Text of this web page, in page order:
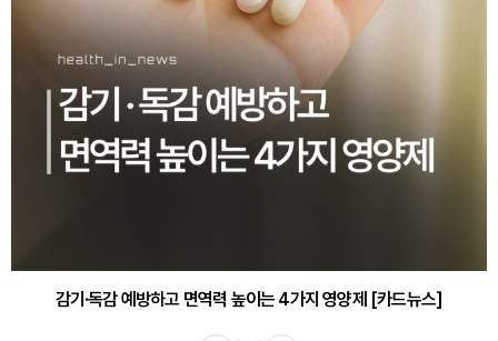
감기·독감 예방하고 면역력 높이는 4가지 영양제 [카드뉴스]